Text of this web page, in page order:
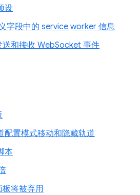
设
字段中的 service worker 信息
送和接收 WebSocket 事件
配置模式移动和隐藏轨道
本
板将被弃用